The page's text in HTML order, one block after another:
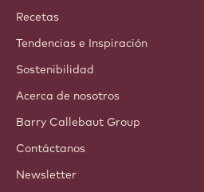
Callebaut
Recetas
Tendencias e Inspiración
Sostenibilidad
Acerca de nosotros
Barry Callebaut Group
Contáctanos
Newsletter